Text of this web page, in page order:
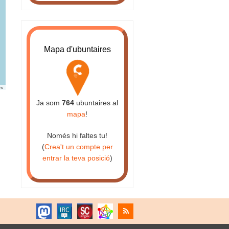
Mapa d'ubuntaires
Ja som 764 ubuntaires al
mapa!
Només hi faltes tu!
(Crea't un compte per
entrar la teva posició)